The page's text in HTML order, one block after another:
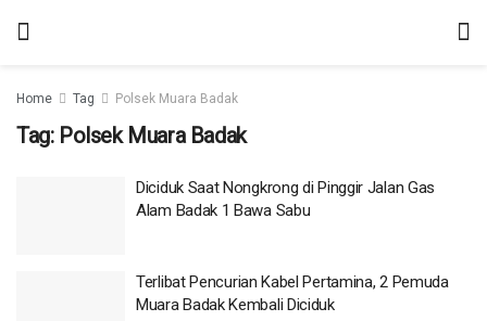
Home Tag Polsek Muara Badak
Tag: Polsek Muara Badak
Diciduk Saat Nongkrong di Pinggir Jalan Gas
Alam Badak 1 Bawa Sabu
Terlibat Pencurian Kabel Pertamina, 2 Pemuda
Muara Badak Kembali Diciduk